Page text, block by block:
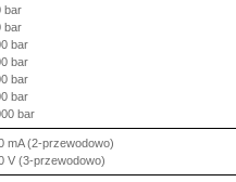
bar
bar
bar
bar
bar
bar
bar
mA (2-przewodowo)
V (3-przewodowo)